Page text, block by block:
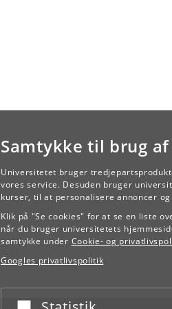
Samtykke til brug
Universitetet bruger
vores service. Desuden bruger
kurser, til at personalisere annoncer
Klik på "Se cookies" for at se en liste
når du bruger universitetets
samtykke under Cookie- og
Googles privatlivspolitik
Acceptér eller afslå
De
Der opnås
danske og
studerende vil
arbejdskultur
formidle det
arbejdsproces
TILBAGE